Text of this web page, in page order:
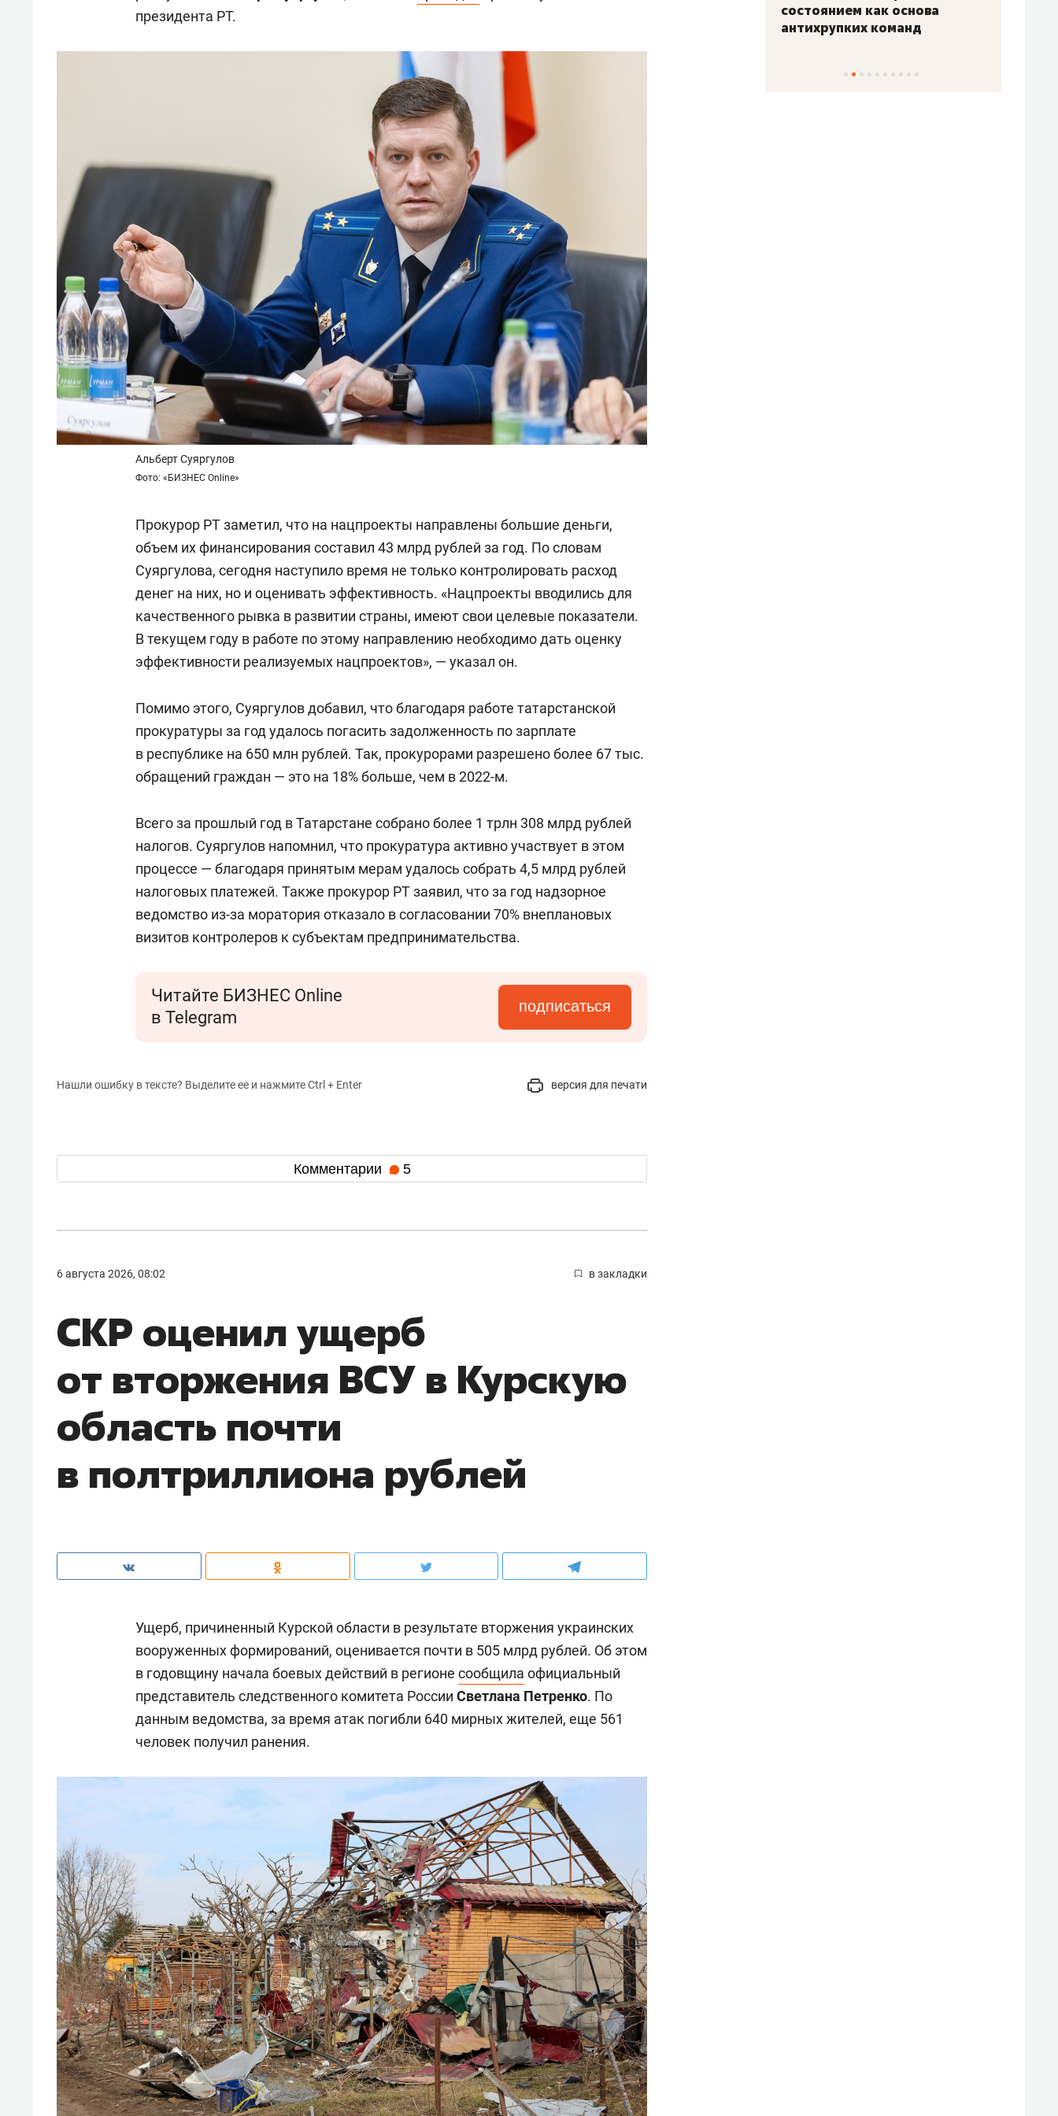
президента РТ.
Альберт Суяргулов
Фото: «БИЗНЕС Online»
Прокурор РТ заметил, что на нацпроекты направлены большие деньги,
объем их финансирования составил 43 млрд рублей за год. По словам
Суяргулова, сегодня наступило время не только контролировать расход
денег на них, но и оценивать эффективность. «Нацпроекты вводились для
качественного рывка в развитии страны, имеют свои целевые показатели.
В текущем году в работе по этому направлению необходимо дать оценку
эффективности реализуемых нацпроектов», — указал он.
Помимо этого, Суяргулов добавил, что благодаря работе татарстанской
прокуратуры за год удалось погасить задолженность по зарплате
в республике на 650 млн рублей. Так, прокурорами разрешено более 67 тыс.
обращений граждан — это на 18% больше, чем в 2022-м.
Всего за прошлый год в Татарстане собрано более 1 трлн 308 млрд рублей
налогов. Суяргулов напомнил, что прокуратура активно участвует в этом
процессе — благодаря принятым мерам удалось собрать 4,5 млрд рублей
налоговых платежей. Также прокурор РТ заявил, что за год надзорное
ведомство из-за моратория отказало в согласовании 70% внеплановых
визитов контролеров к субъектам предпринимательства.
Читайте БИЗНЕС Online
в Telegram
подписаться
Нашли ошибку в тексте? Выделите ее и нажмите Ctrl + Enter версия для печати
Комментарии 5
6 августа 2026, 08:02 в закладки
СКР оценил ущерб
от вторжения ВСУ в Курскую
область почти
в полтриллиона рублей
Ущерб, причиненный Курской области в результате вторжения украинских
вооруженных формирований, оценивается почти в 505 млрд рублей. Об этом
в годовщину начала боевых действий в регионе сообщила официальный
представитель следственного комитета России Светлана Петренко. По
данным ведомства, за время атак погибли 640 мирных жителей, еще 561
человек получил ранения.
«Гонка Героев»